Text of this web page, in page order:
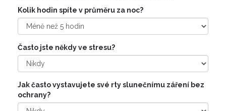
Kolik hodin spíte v průměru za noc?
Často jste někdy ve stresu?
Jak často vystavujete své rty slunečnímu záření bez
ochrany?